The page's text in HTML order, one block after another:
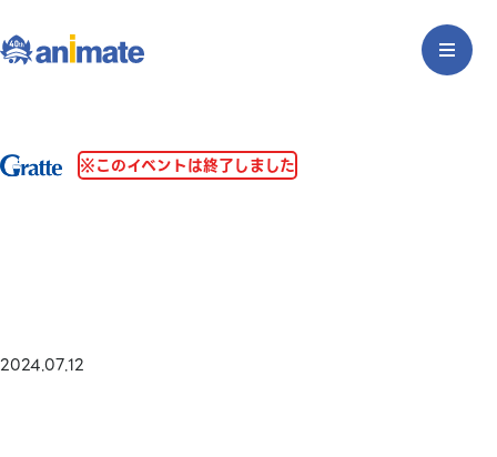
※このイベントは終了しました
2024.07.12